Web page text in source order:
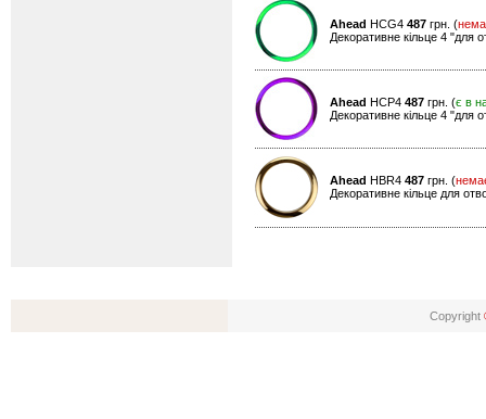
Ahead HCG4 487 грн. (
Декоративне кільце 4 "для
Ahead HCP4 487 грн. (є в
Декоративне кільце 4 "для
Ahead HBR4 487 грн. (
Декоративне кільце для
Copyright